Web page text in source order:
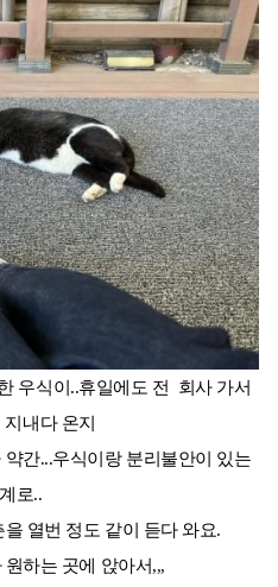
우식이..휴일에도 전 회사 가서
내다 온지
간...우식이랑 분리불안이 있는
로..
열번 정도 같이 듣다 와요.
하는 곳에 앉아서,,,